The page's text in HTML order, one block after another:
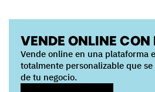
VENDE ONLINE CON
Vende online en una plataforma
totalmente personalizable que
de tu negocio.